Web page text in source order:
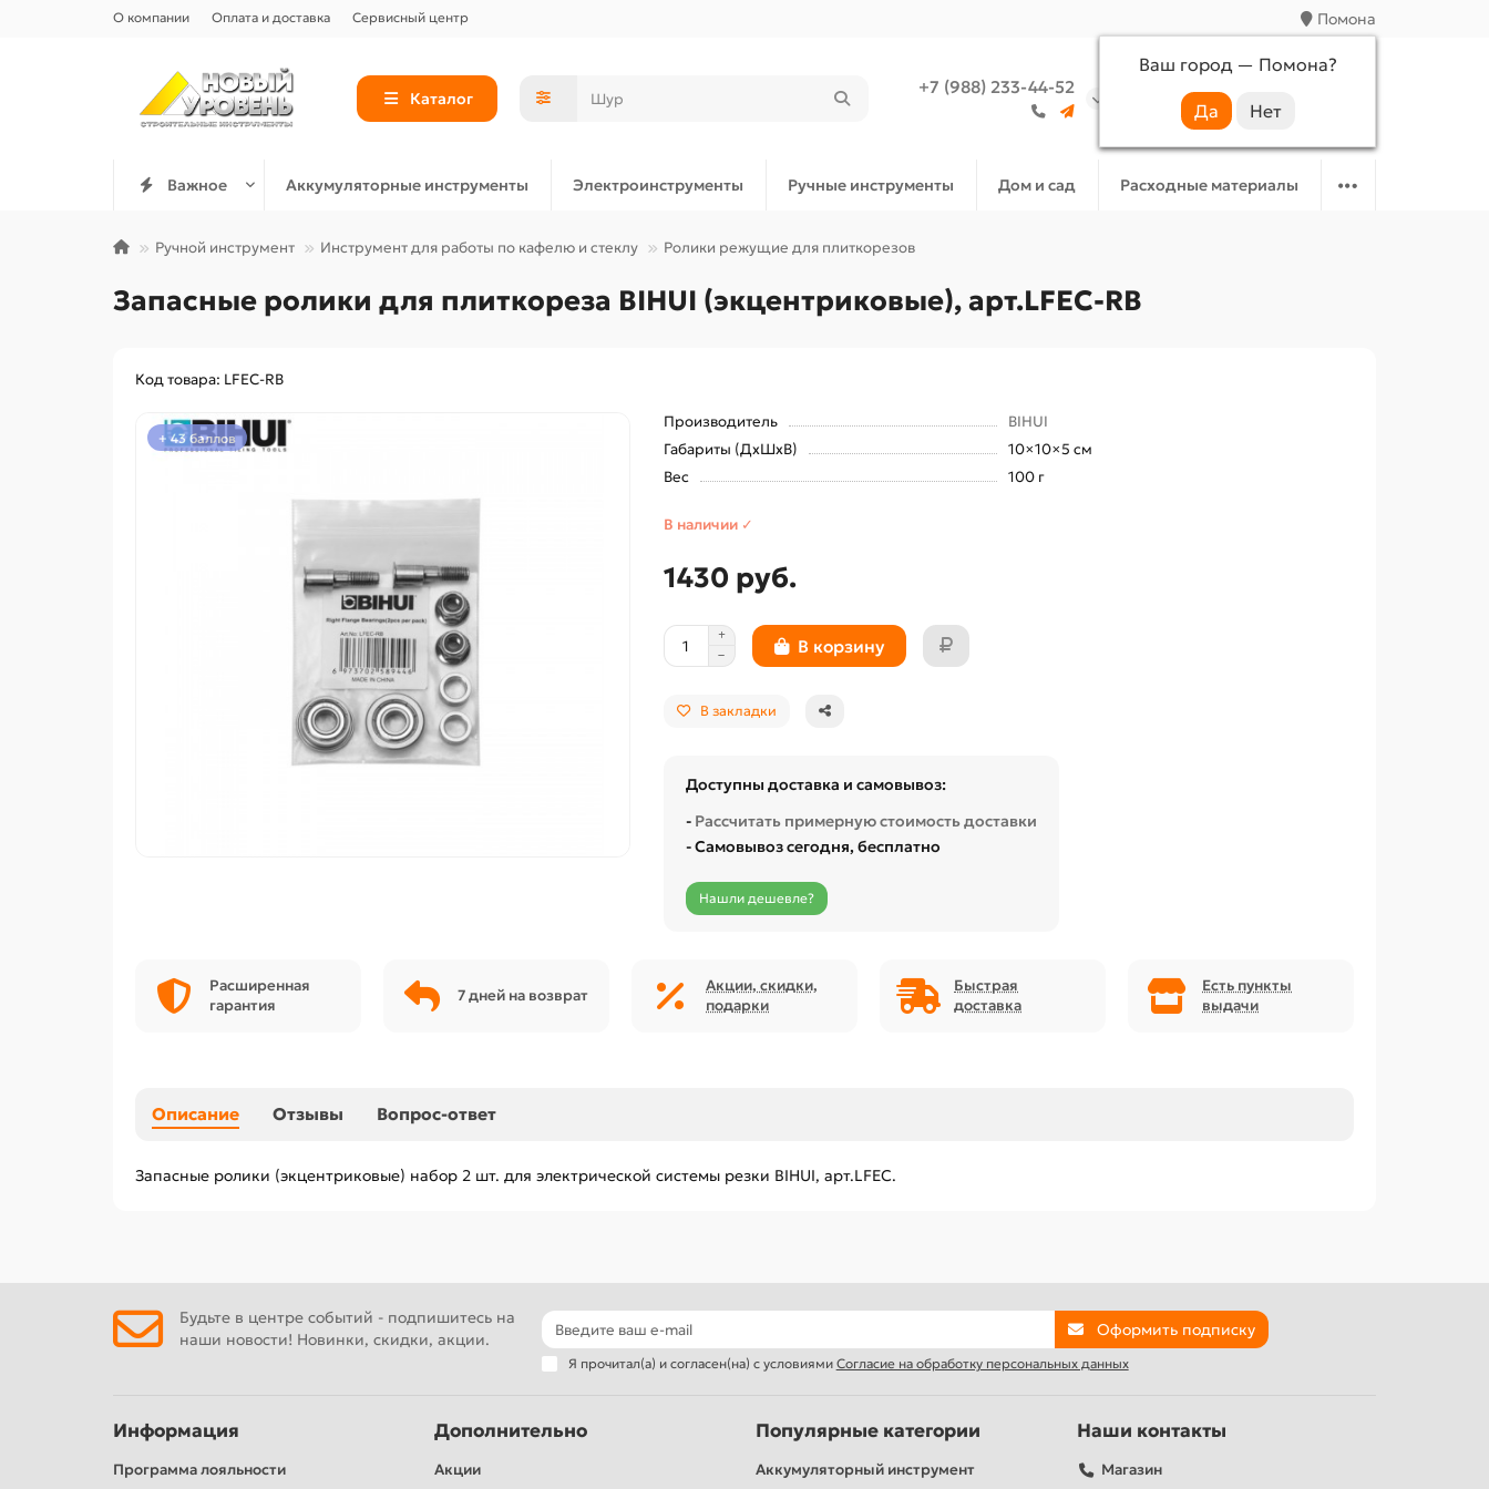
О компании Оплата и доставка Сервисный центр Помона
Ваш город — Помона?
Каталог
+7 (988) 233-44-52
Аккаунт Избранное
Важное Аккумуляторные инструменты Электроинструменты Ручные инструменты Дом и сад Расходные материалы
Ручной инструмент Инструмент для работы по кафелю и стеклу Ролики режущие для плиткорезов
Запасные ролики для плиткореза BIHUI (экцентриковые), арт.LFEC-RB
Код товара: LFEC-RB
+ 43 баллов
Производитель
BIHUI
Габариты (ДхШхВ)
10×10×5 см
Вес
100 г
В наличии ✓
1430 руб.
В корзину
В закладки
Доступны доставка и самовывоз:
- Рассчитать примерную стоимость доставки
- Самовывоз сегодня, бесплатно
Нашли дешевле?
Расширенная
гарантия
7 дней на возврат
Акции, скидки,
подарки
Быстрая
доставка
Есть пункты
выдачи
Описание Отзывы Вопрос-ответ
Запасные ролики (экцентриковые) набор 2 шт. для электрической системы резки BIHUI, арт.LFEC.
Будьте в центре событий - подпишитесь на
наши новости! Новинки, скидки, акции.
Оформить подписку
Я прочитал(а) и согласен(на) с условиями Согласие на обработку персональных данных
Информация
Программа лояльности
Дополнительно
Акции
Популярные категории
Аккумуляторный инструмент
Наши контакты
Магазин